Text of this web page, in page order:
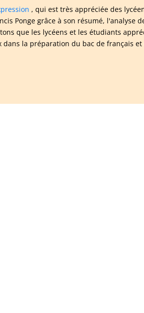
, qui est très appréciée des
Ponge grâce à son résumé, l'analyse
que les lycéens et les étudiants
la préparation du bac de français et